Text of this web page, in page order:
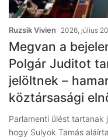
Ruzsik Vivien 2026, július
Megvan a
Polgár Juditot
jelöltnek –
köztársasági
Parlamenti ülést
hogy Sulyok Tamás